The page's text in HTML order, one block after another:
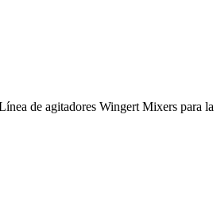
de agitadores Wingert Mixers para